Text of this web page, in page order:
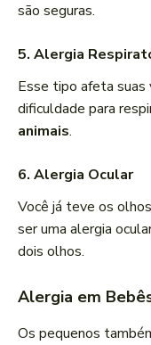
são seguras.
5. Alergia
Esse tipo afeta suas
dificuldade para
animais.
6. Alergia Ocular
Você já teve os
ser uma alergia
dois olhos.
Alergia em
Os pequenos